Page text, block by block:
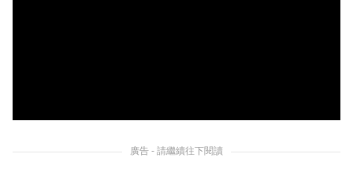
廣告 - 請繼續往下閱讀